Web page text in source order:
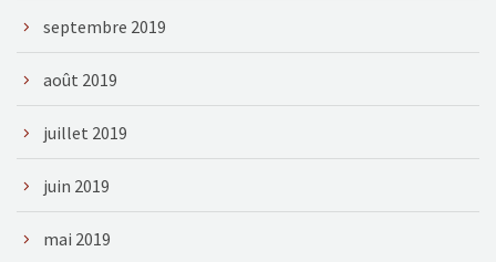
septembre 2019
août 2019
juillet 2019
juin 2019
mai 2019